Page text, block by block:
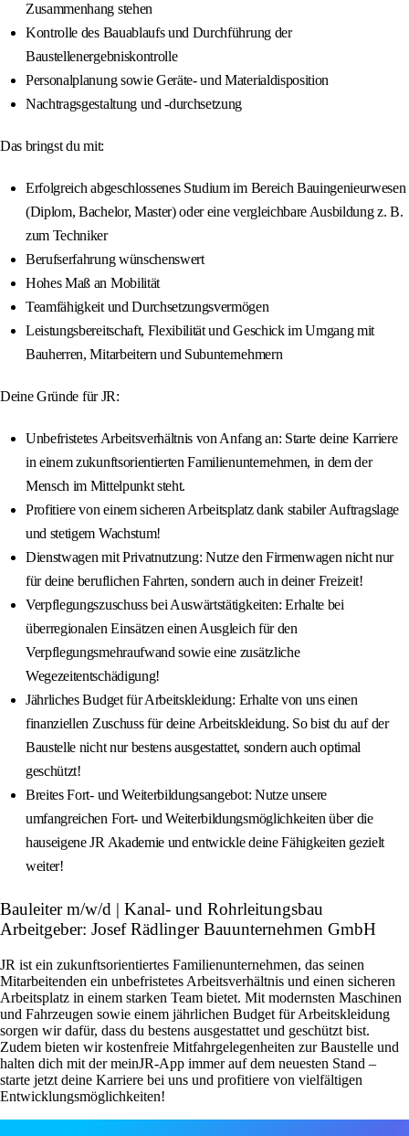
Zusammenhang stehen
Kontrolle des Bauablaufs und Durchführung der
Baustellenergebniskontrolle
Personalplanung sowie Geräte- und Materialdisposition
Nachtragsgestaltung und -durchsetzung
Das bringst du mit:
Erfolgreich abgeschlossenes Studium im Bereich Bauingenieurwesen
(Diplom, Bachelor, Master) oder eine vergleichbare Ausbildung z. B.
zum Techniker
Berufserfahrung wünschenswert
Hohes Maß an Mobilität
Teamfähigkeit und Durchsetzungsvermögen
Leistungsbereitschaft, Flexibilität und Geschick im Umgang mit
Bauherren, Mitarbeitern und Subunternehmern
Deine Gründe für JR:
Unbefristetes Arbeitsverhältnis von Anfang an: Starte deine Karriere
in einem zukunftsorientierten Familienunternehmen, in dem der
Mensch im Mittelpunkt steht.
Profitiere von einem sicheren Arbeitsplatz dank stabiler Auftragslage
und stetigem Wachstum!
Dienstwagen mit Privatnutzung: Nutze den Firmenwagen nicht nur
für deine beruflichen Fahrten, sondern auch in deiner Freizeit!
Verpflegungszuschuss bei Auswärtstätigkeiten: Erhalte bei
überregionalen Einsätzen einen Ausgleich für den
Verpflegungsmehraufwand sowie eine zusätzliche
Wegezeitentschädigung!
Jährliches Budget für Arbeitskleidung: Erhalte von uns einen
finanziellen Zuschuss für deine Arbeitskleidung. So bist du auf der
Baustelle nicht nur bestens ausgestattet, sondern auch optimal
geschützt!
Breites Fort- und Weiterbildungsangebot: Nutze unsere
umfangreichen Fort- und Weiterbildungsmöglichkeiten über die
hauseigene JR Akademie und entwickle deine Fähigkeiten gezielt
weiter!
Bauleiter m/w/d | Kanal- und Rohrleitungsbau
Arbeitgeber: Josef Rädlinger Bauunternehmen GmbH
JR ist ein zukunftsorientiertes Familienunternehmen, das seinen
Mitarbeitenden ein unbefristetes Arbeitsverhältnis und einen sicheren
Arbeitsplatz in einem starken Team bietet. Mit modernsten Maschinen
und Fahrzeugen sowie einem jährlichen Budget für Arbeitskleidung
sorgen wir dafür, dass du bestens ausgestattet und geschützt bist.
Zudem bieten wir kostenfreie Mitfahrgelegenheiten zur Baustelle und
halten dich mit der meinJR-App immer auf dem neuesten Stand –
starte jetzt deine Karriere bei uns und profitiere von vielfältigen
Entwicklungsmöglichkeiten!